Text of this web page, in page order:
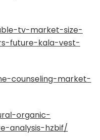
tv-market-size-
future-kala-vest-
counseling-market-
organic-
analysis-hzbif/